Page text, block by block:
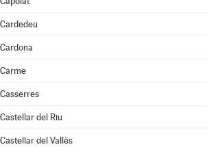
Cardedeu
Cardona
Carme
Casserres
Castellar del Riu
Castellar del Vallès